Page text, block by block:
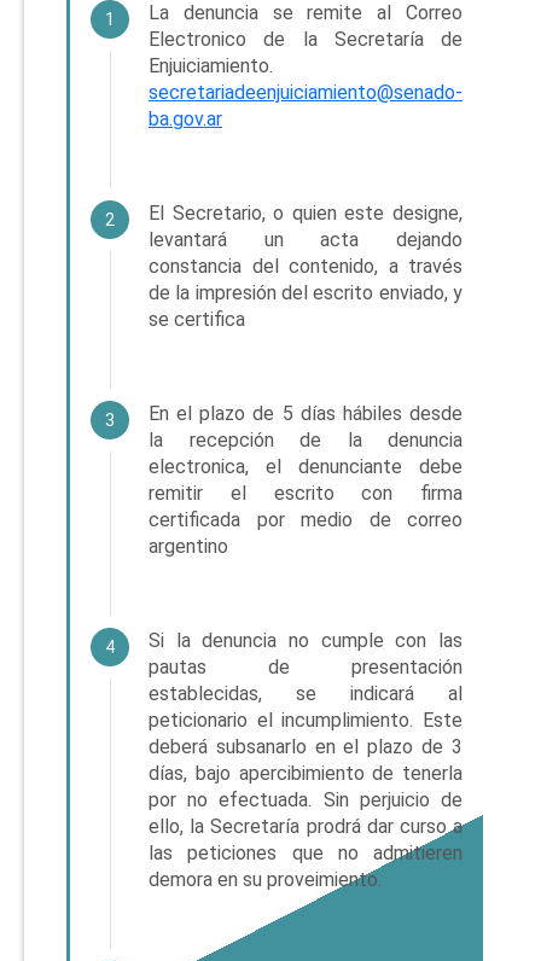
1
La denuncia se remite al Correo
Electronico de la Secretaría de
Enjuiciamiento.
secretariadeenjuiciamiento@senado-
ba.gov.ar
2
El Secretario, o quien este designe,
levantará un acta dejando
constancia del contenido, a través
de la impresión del escrito enviado, y
se certifica
3
En el plazo de 5 días hábiles desde
la recepción de la denuncia
electronica, el denunciante debe
remitir el escrito con firma
certificada por medio de correo
argentino
4
Si la denuncia no cumple con las
pautas de presentación
establecidas, se indicará al
peticionario el incumplimiento. Este
deberá subsanarlo en el plazo de 3
días, bajo apercibimiento de tenerla
por no efectuada. Sin perjuicio de
ello, la Secretaría prodrá dar curso a
las peticiones que no admitieren
demora en su proveimiento.